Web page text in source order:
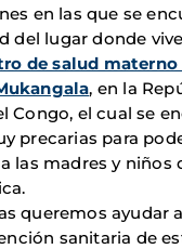
en las que se
del lugar donde
de salud
, en la
Congo, el cual se
precarias para
las madres y niños
queremos ayudar
sanitaria de